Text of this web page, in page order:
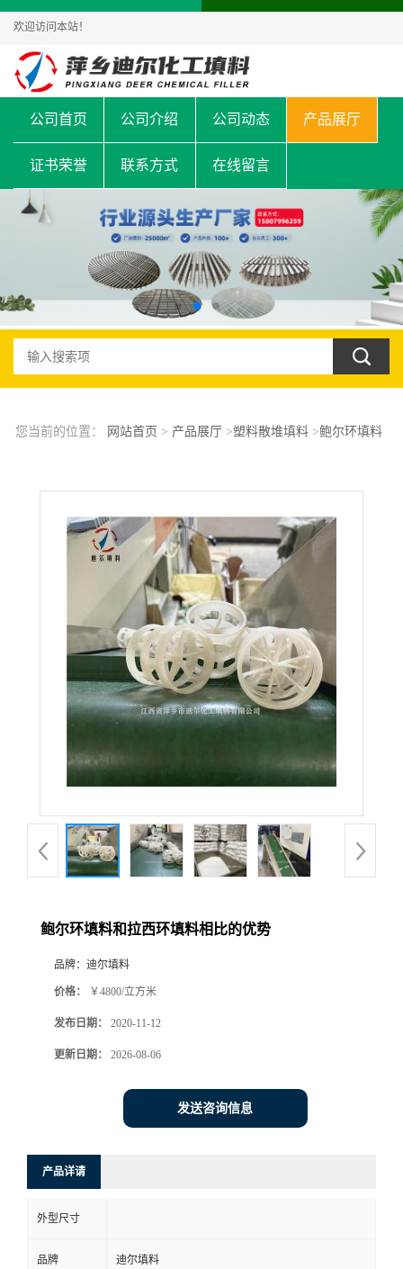
欢迎访问本站！
公司首页 公司介绍 公司动态 产品展厅
证书荣誉 联系方式 在线留言
您当前的位置： 网站首页 > 产品展厅>塑料散堆填料>鲍尔环填料
鲍尔环填料和拉西环填料相比的优势
品牌： 迪尔填料
价格： ￥4800/立方米
发布日期： 2020-11-12
更新日期： 2026-08-06
发送咨询信息
产品详请
外型尺寸
品牌 迪尔填料